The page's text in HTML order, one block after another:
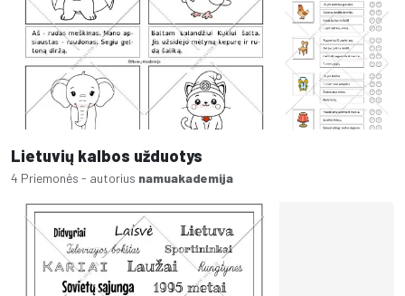
Lietuvių kalbos užduotys
4 Priemonės - autorius namuakademija